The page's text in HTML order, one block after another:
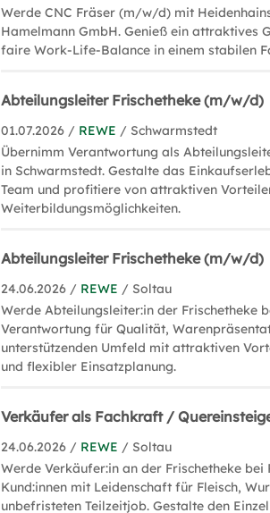
Werde CNC Fräser (m/w/d) mit
Hamelmann GmbH. Genieß ein attraktives
faire Work-Life-Balance in einem stabilen
Abteilungsleiter Frischetheke (m/w/d)
01.07.2026 / REWE / Schwarmstedt
Übernimm Verantwortung als
in Schwarmstedt. Gestalte das
Team und profitiere von attraktiven
Weiterbildungsmöglichkeiten.
Abteilungsleiter Frischetheke (m/w/d)
24.06.2026 / REWE / Soltau
Werde Abteilungsleiter:in der Frischetheke
Verantwortung für Qualität,
unterstützenden Umfeld mit attraktiven
und flexibler Einsatzplanung.
Verkäufer als Fachkraft /
24.06.2026 / REWE / Soltau
Werde Verkäufer:in an der Frischetheke bei
Kund:innen mit Leidenschaft für Fleisch,
unbefristeten Teilzeitjob. Gestalte den